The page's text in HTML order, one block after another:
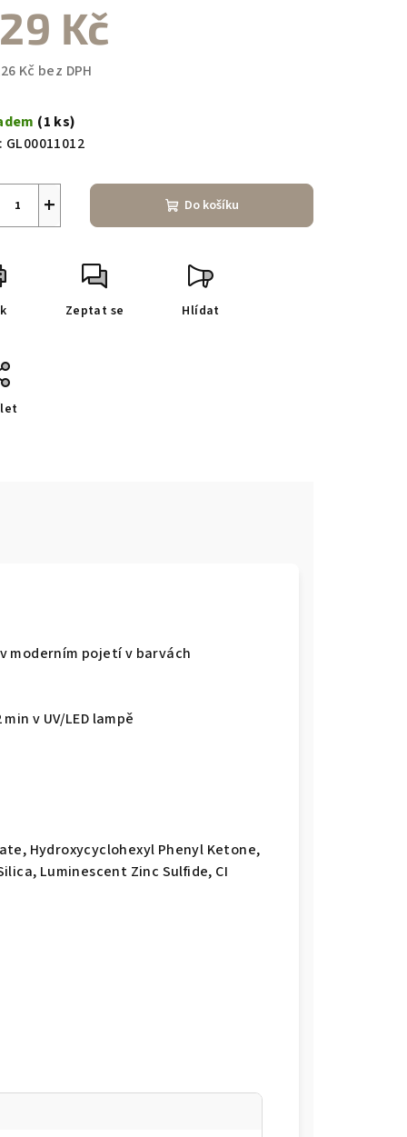
Kč
Kč bez DPH
(1 ks)
GL00011012
+ Do košíku
Zeptat se Hlídat
moderním pojetí v barvách
v UV/LED lampě
Hydroxycyclohexyl Phenyl Ketone,
Luminescent Zinc Sulfide, CI